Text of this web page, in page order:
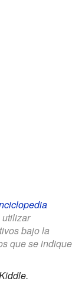
bajo la
que se indique